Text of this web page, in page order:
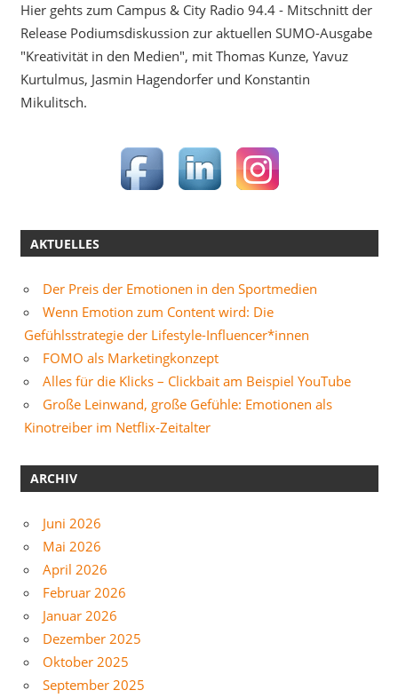
Hier gehts zum Campus & City Radio 94.4 - Mitschnitt der
Release Podiumsdiskussion zur aktuellen SUMO-Ausgabe
"Kreativität in den Medien", mit Thomas Kunze, Yavuz
Kurtulmus, Jasmin Hagendorfer und Konstantin
Mikulitsch.
AKTUELLES
Der Preis der Emotionen in den Sportmedien
Wenn Emotion zum Content wird: Die
Gefühlsstrategie der Lifestyle-Influencer*innen
FOMO als Marketingkonzept
Alles für die Klicks – Clickbait am Beispiel YouTube
Große Leinwand, große Gefühle: Emotionen als
Kinotreiber im Netflix-Zeitalter
ARCHIV
Juni 2026
Mai 2026
April 2026
Februar 2026
Januar 2026
Dezember 2025
Oktober 2025
September 2025